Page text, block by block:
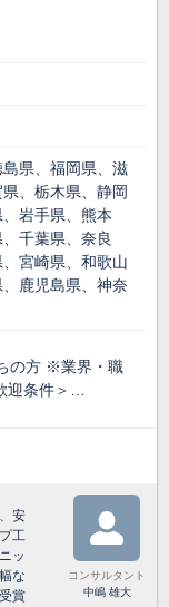
県、福岡県、滋
、栃木県、静岡
岩手県、熊本
千葉県、奈良
宮崎県、和歌山
鹿児島県、神奈
の方 ※業界・職
迎条件＞…
安
工
ッ
な
賞
コンサルタント
中嶋 雄大